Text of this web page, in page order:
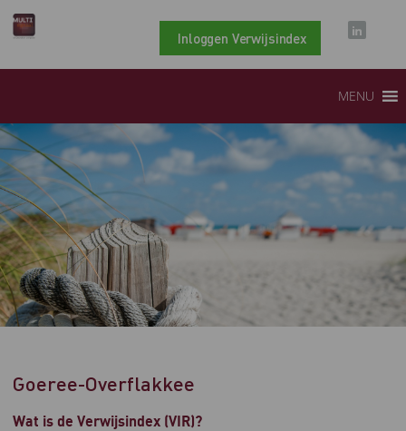
Inloggen Verwijsindex
MENU
Goeree-Overflakkee
Wat is de Verwijsindex (VIR)?